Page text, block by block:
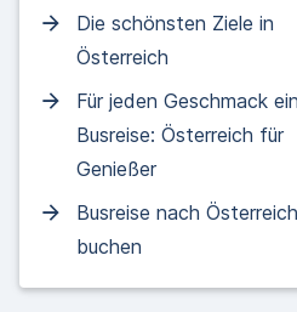
Die schönsten Ziele in
Österreich
Für jeden Geschmack
Busreise: Österreich für
Genießer
Busreise nach Österreich
buchen